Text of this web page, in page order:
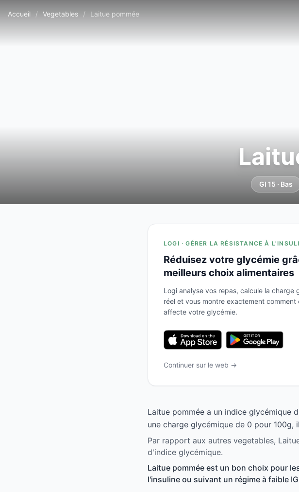
Accueil / Vegetables / Laitue pommée
GI 15 · Bas
LOGI · GÉRER LA RÉSISTANCE À
Réduisez votre glycémie
meilleurs choix alimentaires
Logi analyse vos repas, calcule la charge
réel et vous montre exactement
affecte votre glycémie.
Continuer sur le web →
Laitue pommée a un indice glycémique
une charge glycémique de 0 pour 100g,
Par rapport aux autres vegetables,
d'indice glycémique.
Laitue pommée est un bon choix pour
l'insuline ou suivant un régime à faible